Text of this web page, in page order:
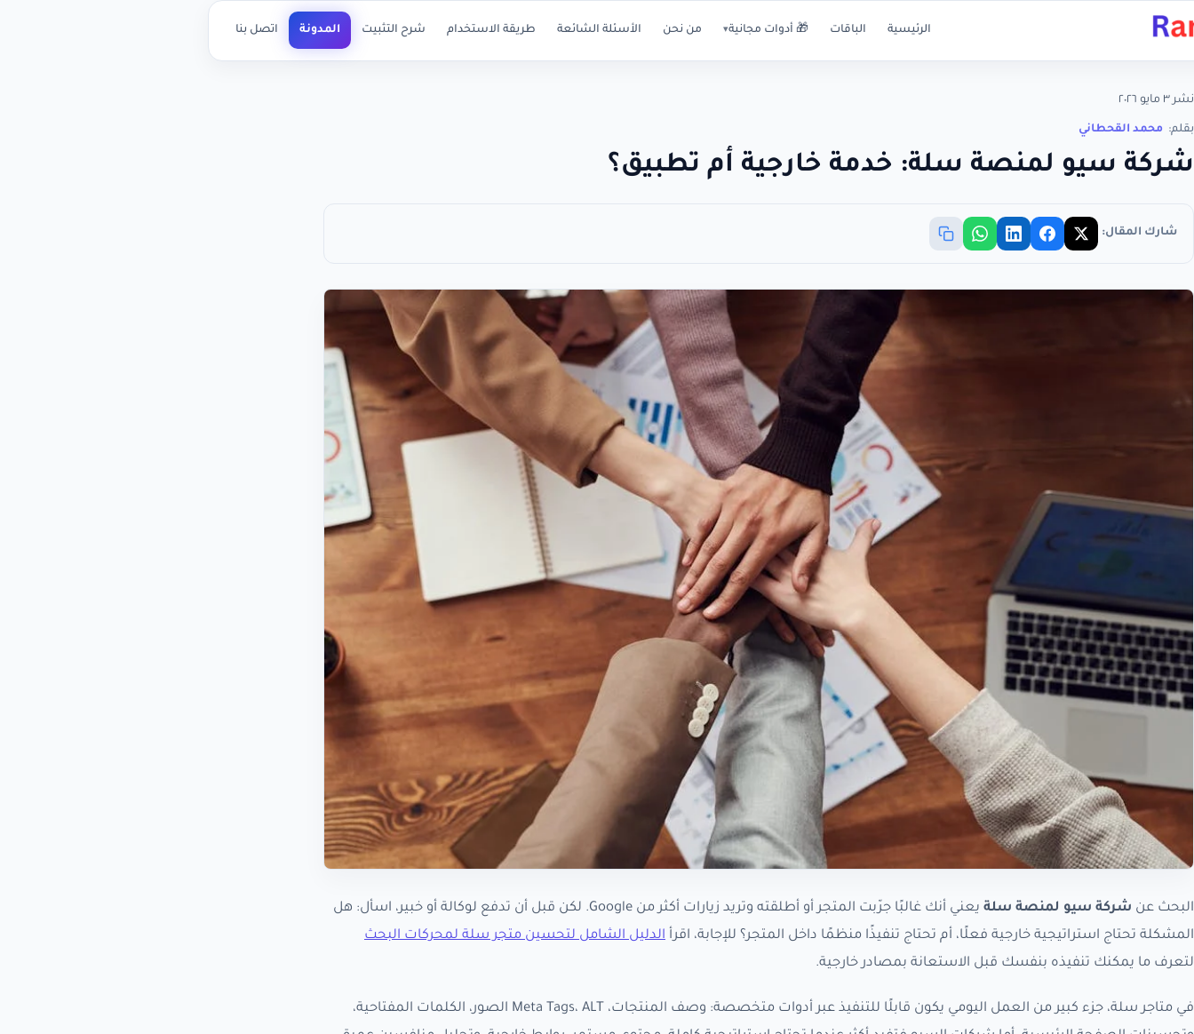
الرئيسية الباقات 🎁 أدوات مجانية▾ من نحن الأسئلة الشائعة طريقة الاستخدام شرح التثبيت المدونة اتصل بنا
نشر ٣ مايو ٢٠٢٦
بقلم: محمد القحطاني
شركة سيو لمنصة سلة: خدمة خارجية أم تطبيق؟
شارك المقال:
البحث عن شركة سيو لمنصة سلة
يعني أنك غالبًا جرّبت المتجر أو أطلقته وتريد زيارات أكثر من Google. لكن قبل أن تدفع لوكالة أو خبير، اسأل: هل
المشكلة تحتاج استراتيجية خارجية فعلًا، أم تحتاج تنفيذًا منظمًا داخل المتجر؟ للإجابة، اقرأ الدليل الشامل لتحسين متجر سلة لمحركات البحث
لتعرف ما يمكنك تنفيذه بنفسك قبل الاستعانة بمصادر خارجية.
في متاجر سلة، جزء كبير من العمل اليومي يكون قابلًا للتنفيذ عبر أدوات متخصصة: وصف المنتجات، Meta Tags، ALT الصور، الكلمات المفتاحية،